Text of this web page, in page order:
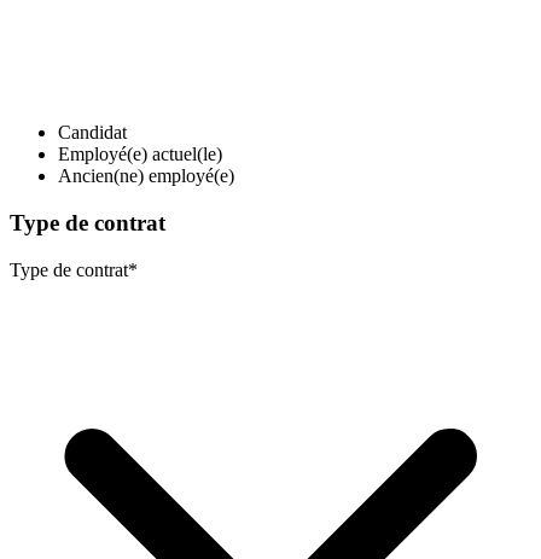
Candidat
Employé(e) actuel(le)
Ancien(ne) employé(e)
Type de contrat
Type de contrat*